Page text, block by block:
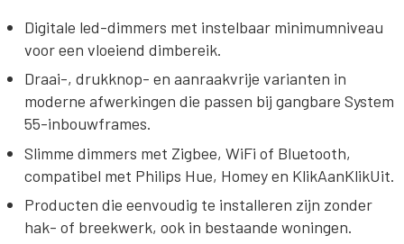
Digitale led-dimmers met instelbaar minimumniveau
voor een vloeiend dimbereik.
Draai-, drukknop- en aanraakvrije varianten in
moderne afwerkingen die passen bij gangbare System
55-inbouwframes.
Slimme dimmers met Zigbee, WiFi of Bluetooth,
compatibel met Philips Hue, Homey en KlikAanKlikUit.
Producten die eenvoudig te installeren zijn zonder
hak- of breekwerk, ook in bestaande woningen.